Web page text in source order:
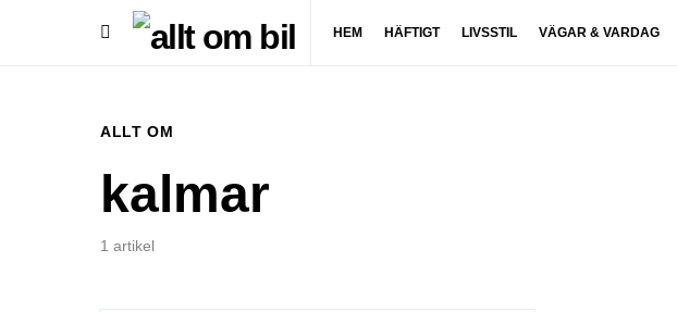
HEM HÄFTIGT LIVSSTIL VÄGAR & VARDAG
ALLT OM
kalmar
1 artikel